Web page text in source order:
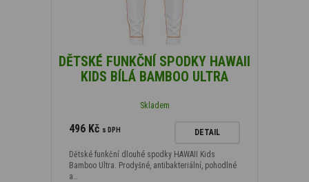
DĚTSKÉ FUNKČNÍ SPODKY HAWAII
KIDS BÍLÁ BAMBOO ULTRA
Skladem
496 Kč s DPH DETAIL
Dětské funkční dlouhé spodky HAWAII Kids
Bamboo Ultra. Prodyšné, antibakteriální, pohodlné
a…